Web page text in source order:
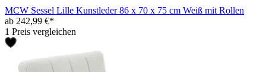
MCW Sessel Lille Kunstleder 86 x 70 x 75 cm Weiß mit Rollen
ab 242,99 €*
1 Preis vergleichen